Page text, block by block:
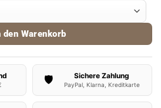
Menge
den Warenkorb
🛡️ Sichere Zahlung
PayPal, Klarna, Kreditkarte